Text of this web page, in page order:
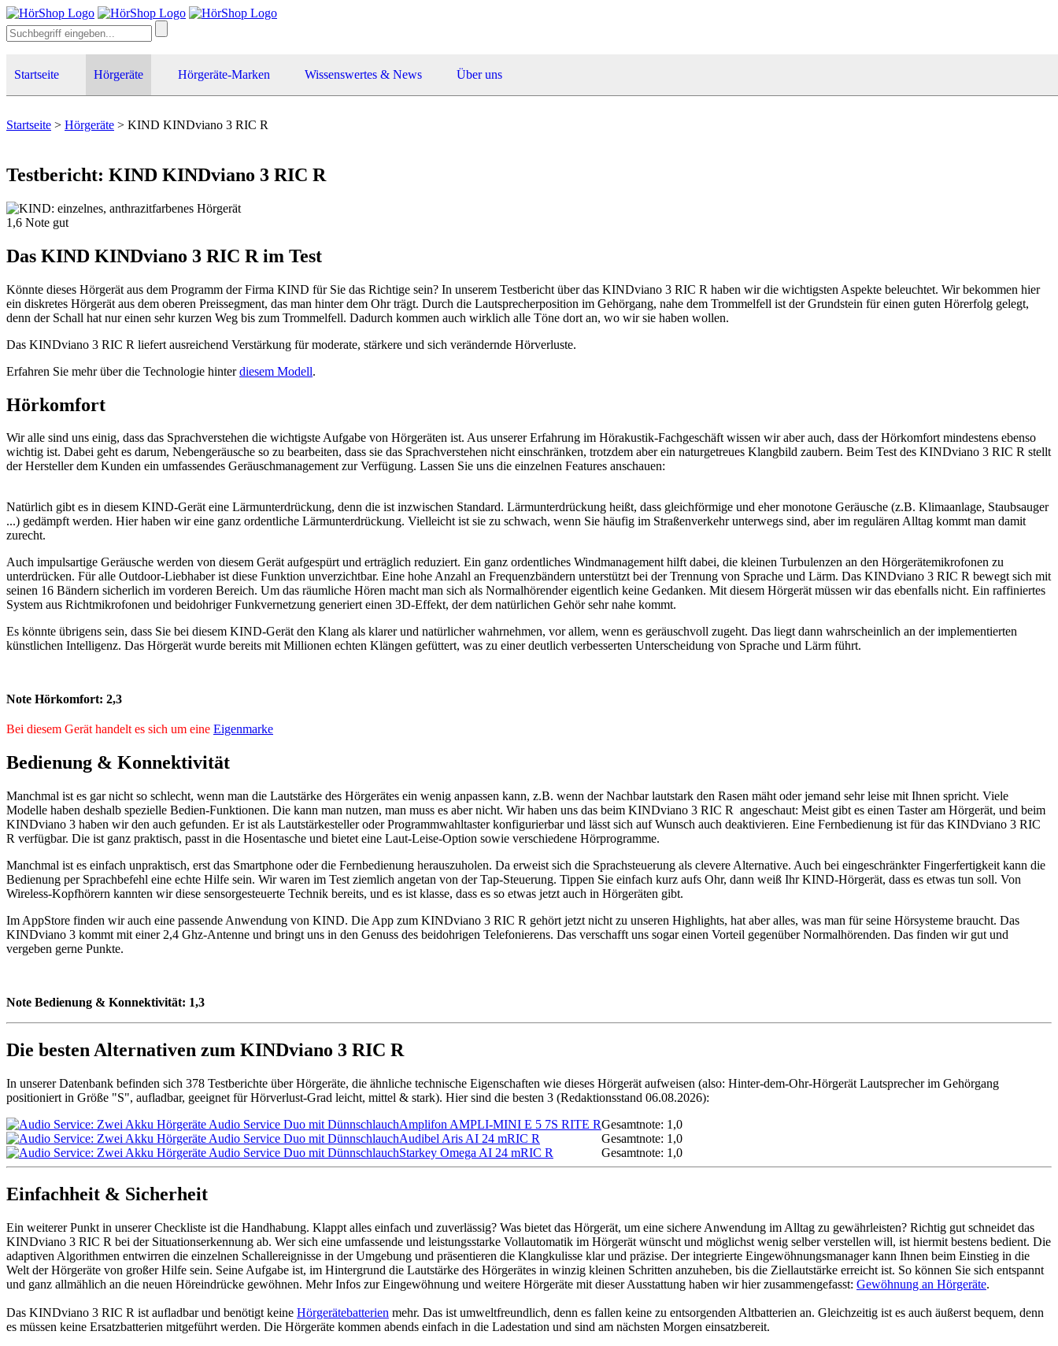
Startseite Hörgeräte Hörgeräte-Marken Wissenswertes & News Über uns
Startseite > Hörgeräte > KIND KINDviano 3 RIC R
Testbericht: KIND KINDviano 3 RIC R
1,6 Note gut
Das KIND KINDviano 3 RIC R im Test
Könnte dieses Hörgerät aus dem Programm der Firma KIND für Sie das Richtige sein? In unserem Testbericht über das KINDviano 3 RIC R haben wir die wichtigsten Aspekte beleuchtet. Wir bekommen hier
ein diskretes Hörgerät aus dem oberen Preissegment, das man hinter dem Ohr trägt. Durch die Lautsprecherposition im Gehörgang, nahe dem Trommelfell ist der Grundstein für einen guten Hörerfolg gelegt,
denn der Schall hat nur einen sehr kurzen Weg bis zum Trommelfell. Dadurch kommen auch wirklich alle Töne dort an, wo wir sie haben wollen.
Das KINDviano 3 RIC R liefert ausreichend Verstärkung für moderate, stärkere und sich verändernde Hörverluste.
Erfahren Sie mehr über die Technologie hinterdiesem Modell.
Hörkomfort
Wir alle sind uns einig, dass das Sprachverstehen die wichtigste Aufgabe von Hörgeräten ist. Aus unserer Erfahrung im Hörakustik-Fachgeschäft wissen wir aber auch, dass der Hörkomfort mindestens ebenso
wichtig ist. Dabei geht es darum, Nebengeräusche so zu bearbeiten, dass sie das Sprachverstehen nicht einschränken, trotzdem aber ein naturgetreues Klangbild zaubern. Beim Test des KINDviano 3 RIC R stellt
der Hersteller dem Kunden ein umfassendes Geräuschmanagement zur Verfügung. Lassen Sie uns die einzelnen Features anschauen:
Natürlich gibt es in diesem KIND-Gerät eine Lärmunterdrückung, denn die ist inzwischen Standard. Lärmunterdrückung heißt, dass gleichförmige und eher monotone Geräusche (z.B. Klimaanlage, Staubsauger
...) gedämpft werden. Hier haben wir eine ganz ordentliche Lärmunterdrückung. Vielleicht ist sie zu schwach, wenn Sie häufig im Straßenverkehr unterwegs sind, aber im regulären Alltag kommt man damit
zurecht.
Auch impulsartige Geräusche werden von diesem Gerät aufgespürt und erträglich reduziert. Ein ganz ordentliches Windmanagement hilft dabei, die kleinen Turbulenzen an den Hörgerätemikrofonen zu
unterdrücken. Für alle Outdoor-Liebhaber ist diese Funktion unverzichtbar. Eine hohe Anzahl an Frequenzbändern unterstützt bei der Trennung von Sprache und Lärm. Das KINDviano 3 RIC R bewegt sich mit
seinen 16 Bändern sicherlich im vorderen Bereich. Um das räumliche Hören macht man sich als Normalhörender eigentlich keine Gedanken. Mit diesem Hörgerät müssen wir das ebenfalls nicht. Ein raffiniertes
System aus Richtmikrofonen und beidohriger Funkvernetzung generiert einen 3D-Effekt, der dem natürlichen Gehör sehr nahe kommt.
Es könnte übrigens sein, dass Sie bei diesem KIND-Gerät den Klang als klarer und natürlicher wahrnehmen, vor allem, wenn es geräuschvoll zugeht. Das liegt dann wahrscheinlich an der implementierten
künstlichen Intelligenz. Das Hörgerät wurde bereits mit Millionen echten Klängen gefüttert, was zu einer deutlich verbesserten Unterscheidung von Sprache und Lärm führt.
Note Hörkomfort: 2,3
Bei diesem Gerät handelt es sich um eine Eigenmarke
Bedienung & Konnektivität
Manchmal ist es gar nicht so schlecht, wenn man die Lautstärke des Hörgerätes ein wenig anpassen kann, z.B. wenn der Nachbar lautstark den Rasen mäht oder jemand sehr leise mit Ihnen spricht. Viele
Modelle haben deshalb spezielle Bedien-Funktionen. Die kann man nutzen, man muss es aber nicht. Wir haben uns das beim KINDviano 3 RIC R angeschaut: Meist gibt es einen Taster am Hörgerät, und beim
KINDviano 3 haben wir den auch gefunden. Er ist als Lautstärkesteller oder Programmwahltaster konfigurierbar und lässt sich auf Wunsch auch deaktivieren. Eine Fernbedienung ist für das KINDviano 3 RIC
R verfügbar. Die ist ganz praktisch, passt in die Hosentasche und bietet eine Laut-Leise-Option sowie verschiedene Hörprogramme.
Manchmal ist es einfach unpraktisch, erst das Smartphone oder die Fernbedienung herauszuholen. Da erweist sich die Sprachsteuerung als clevere Alternative. Auch bei eingeschränkter Fingerfertigkeit kann die
Bedienung per Sprachbefehl eine echte Hilfe sein. Wir waren im Test ziemlich angetan von der Tap-Steuerung. Tippen Sie einfach kurz aufs Ohr, dann weiß Ihr KIND-Hörgerät, dass es etwas tun soll. Von
Wireless-Kopfhörern kannten wir diese sensorgesteuerte Technik bereits, und es ist klasse, dass es so etwas jetzt auch in Hörgeräten gibt.
Im AppStore finden wir auch eine passende Anwendung von KIND. Die App zum KINDviano 3 RIC R gehört jetzt nicht zu unseren Highlights, hat aber alles, was man für seine Hörsysteme braucht. Das
KINDviano 3 kommt mit einer 2,4 Ghz-Antenne und bringt uns in den Genuss des beidohrigen Telefonierens. Das verschafft uns sogar einen Vorteil gegenüber Normalhörenden. Das finden wir gut und
vergeben gerne Punkte.
Note Bedienung & Konnektivität: 1,3
Die besten Alternativen zum KINDviano 3 RIC R
In unserer Datenbank befinden sich 378 Testberichte über Hörgeräte, die ähnliche technische Eigenschaften wie dieses Hörgerät aufweisen (also: Hinter-dem-Ohr-Hörgerät Lautsprecher im Gehörgang
positioniert in Größe "S", aufladbar, geeignet für Hörverlust-Grad leicht, mittel & stark). Hier sind die besten 3 (Redaktionsstand 06.08.2026):
Amplifon AMPLI-MINI E 5 7S RITE RGesamtnote: 1,0
Audibel Aris AI 24 mRIC R
Gesamtnote: 1,0
Starkey Omega AI 24 mRIC R
Gesamtnote: 1,0
Einfachheit & Sicherheit
Ein weiterer Punkt in unserer Checkliste ist die Handhabung. Klappt alles einfach und zuverlässig? Was bietet das Hörgerät, um eine sichere Anwendung im Alltag zu gewährleisten? Richtig gut schneidet das
KINDviano 3 RIC R bei der Situationserkennung ab. Wer sich eine umfassende und leistungsstarke Vollautomatik im Hörgerät wünscht und möglichst wenig selber verstellen will, ist hiermit bestens bedient. Die
adaptiven Algorithmen entwirren die einzelnen Schallereignisse in der Umgebung und präsentieren die Klangkulisse klar und präzise. Der integrierte Eingewöhnungsmanager kann Ihnen beim Einstieg in die
Welt der Hörgeräte von großer Hilfe sein. Seine Aufgabe ist, im Hintergrund die Lautstärke des Hörgerätes in winzig kleinen Schritten anzuheben, bis die Ziellautstärke erreicht ist. So können Sie sich entspannt
und ganz allmählich an die neuen Höreindrücke gewöhnen. Mehr Infos zur Eingewöhnung und weitere Hörgeräte mit dieser Ausstattung haben wir hier zusammengefasst: Gewöhnung an Hörgeräte.
Das KINDviano 3 RIC R ist aufladbar und benötigt keine Hörgerätebatterien mehr. Das ist umweltfreundlich, denn es fallen keine zu entsorgenden Altbatterien an. Gleichzeitig ist es auch äußerst bequem, denn
es müssen keine Ersatzbatterien mitgeführt werden. Die Hörgeräte kommen abends einfach in die Ladestation und sind am nächsten Morgen einsatzbereit.